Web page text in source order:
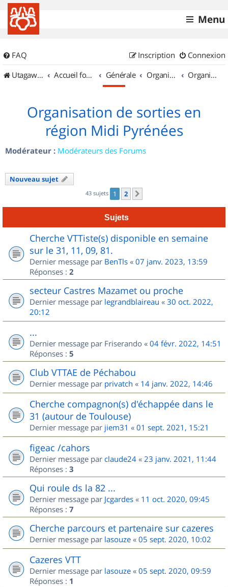
Menu
FAQ Connexion
Inscription
UtagawaVTT (Randos VTT et VTTAE avec traces GPS)
Accueil forum Générale Organisation de sorties & Recherche de partenaires Organisation de sorties en région Midi Pyrénées
Organisation de sorties en
région Midi Pyrénées
Modérateur : Modérateurs des Forums
Nouveau sujet
43 sujets 1 2
Sujets
Cherche VTTiste(s) disponible en semaine
sur le 31, 11, 09, 81.
Dernier message par BenTls « 07 janv. 2023, 13:59
Réponses : 2
secteur Castres Mazamet ou proche
Dernier message par legrandblaireau « 30 oct. 2022,
20:12
...
Dernier message par Friserando « 04 févr. 2022, 14:51
Réponses : 5
Club VTTAE de Péchabou
Dernier message par privatch « 14 janv. 2022, 14:46
Cherche compagnon(s) d'échappée dans le
31 (autour de Toulouse)
Dernier message par jiem31 « 01 sept. 2021, 15:21
figeac /cahors
Dernier message par claude24 « 23 janv. 2021, 11:44
Réponses : 3
Qui roule ds la 82 ...
Dernier message par Jcgardes « 11 oct. 2020, 09:45
Réponses : 7
Cherche parcours et partenaire sur cazeres
Dernier message par lasouze « 05 sept. 2020, 10:02
Cazeres VTT
Dernier message par lasouze « 05 sept. 2020, 09:59
Réponses : 1